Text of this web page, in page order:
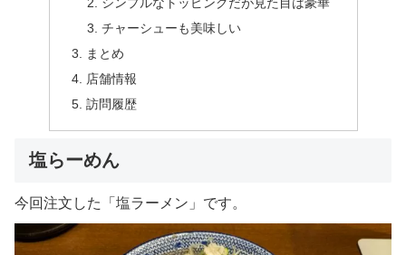
シンプルなトッピングだが見た目は豪華
チャーシューも美味しい
まとめ
店舗情報
訪問履歴
塩らーめん
今回注文した「塩ラーメン」です。